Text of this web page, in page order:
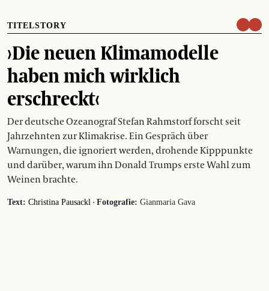
TITELSTORY
›Die neuen Klimamodelle
haben mich wirklich
erschreckt‹
Der deutsche Ozeanograf Stefan Rahmstorf forscht seit
Jahrzehnten zur Klimakrise. Ein Gespräch über
Warnungen, die ignoriert werden, drohende Kipppunkte
und darüber, warum ihn Donald Trumps erste Wahl zum
Weinen brachte.
Text: Christina Pausackl · Fotografie: Gianmaria Gava